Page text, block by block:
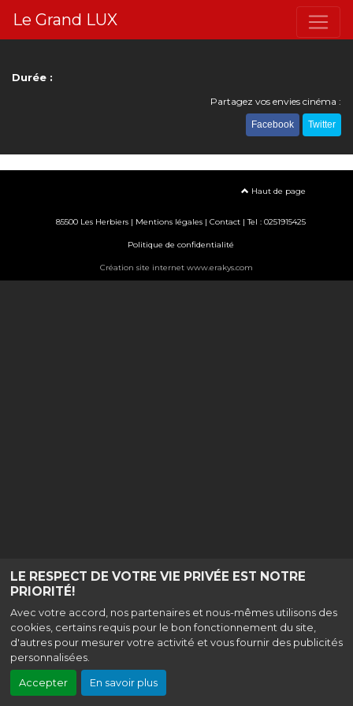
LE RESPECT DE VOTRE VIE PRIVÉE EST NOTRE
PRIORITÉ!
Avec votre accord, nos partenaires et nous-mêmes utilisons des
cookies, certains requis pour le bon fonctionnement du site,
d'autres pour mesurer votre activité et vous fournir des publicités
personnalisées.
Accepter En savoir plus
Le Grand LUX
Durée :
Partagez vos envies cinéma :
Facebook Twitter
Haut de page
85500 Les Herbiers | Mentions légales| Contact| Tel : 0251915425
Politique de confidentialité
Création site internet www.erakys.com